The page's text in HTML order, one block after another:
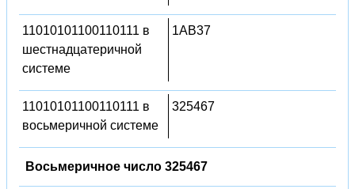
11010101100110111 в
шестнадцатеричной
системе
1AB37
11010101100110111 в
восьмеричной системе
325467
Восьмеричное число 325467